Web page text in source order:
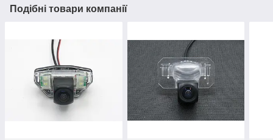
Подібні товари компанії